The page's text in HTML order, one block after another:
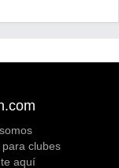
para clubes
aquí